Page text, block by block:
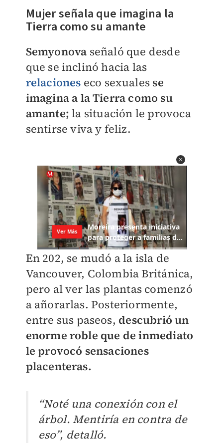
Mujer señala que imagina la
Tierra como su amante
Semyonova señaló que desde
que se inclinó hacia las
relaciones eco sexuales se
imagina a la Tierra como su
amante; la situación le provoca
sentirse viva y feliz.
En 202, se mudó a la isla de
Vancouver, Colombia Británica,
pero al ver las plantas comenzó
a añorarlas. Posteriormente,
entre sus paseos, descubrió un
enorme roble que de inmediato
le provocó sensaciones
placenteras.
“Noté una conexión con el
árbol. Mentiría en contra de
eso”, detalló.